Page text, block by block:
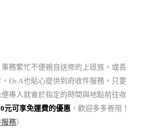
務繁忙不便親自送修的上班族，或長
Dr.A也貼心提供到府收件服務，只要
專人就會於指定的時間與地點前往收
元可享免運費的優惠 ，歡迎多多善用！
服務）